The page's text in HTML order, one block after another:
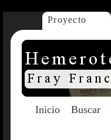
Proyecto
Inicio Buscar